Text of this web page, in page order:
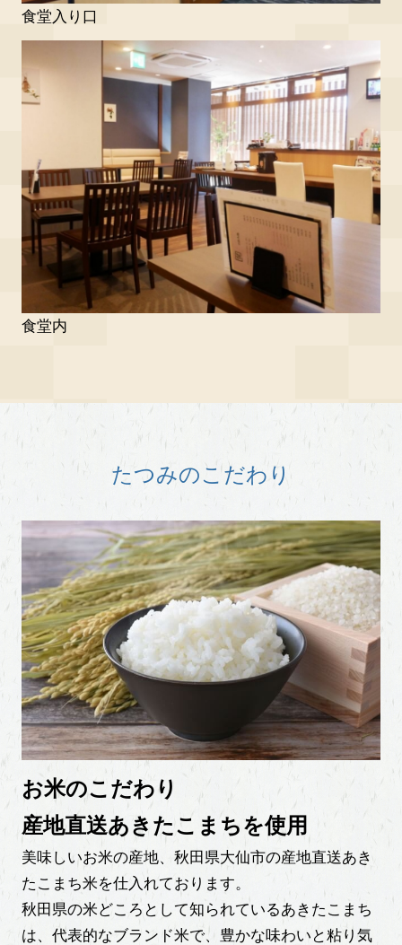
食堂入り口
食堂内
たつみのこだわり
お米のこだわり
産地直送あきたこまちを使用
美味しいお米の産地、秋田県大仙市の産地直送あき
たこまち米を仕入れております。
秋田県の米どころとして知られているあきたこまち
は、代表的なブランド米で、豊かな味わいと粘り気